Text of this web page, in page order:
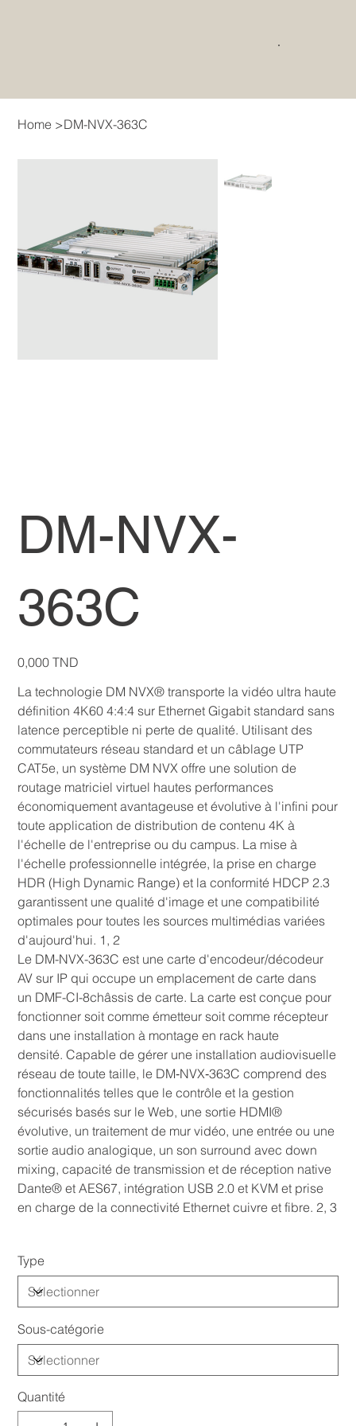
Home >DM-NVX-363C
DM-NVX-
363C
Prix
0,000 TND
La technologie DM NVX® transporte la vidéo ultra haute
définition 4K60 4:4:4 sur Ethernet Gigabit standard sans
latence perceptible ni perte de qualité. Utilisant des
commutateurs réseau standard et un câblage UTP
CAT5e, un système DM NVX offre une solution de
routage matriciel virtuel hautes performances
économiquement avantageuse et évolutive à l'infini pour
toute application de distribution de contenu 4K à
l'échelle de l'entreprise ou du campus. La mise à
l'échelle professionnelle intégrée, la prise en charge
HDR (High Dynamic Range) et la conformité HDCP 2.3
garantissent une qualité d'image et une compatibilité
optimales pour toutes les sources multimédias variées
d'aujourd'hui. 1, 2
Le DM-NVX-363C est une carte d'encodeur/décodeur
AV sur IP qui occupe un emplacement de carte dans
un DMF-CI-8châssis de carte. La carte est conçue pour
fonctionner soit comme émetteur soit comme récepteur
dans une installation à montage en rack haute
densité. Capable de gérer une installation audiovisuelle
réseau de toute taille, le DM‑NVX‑363C comprend des
fonctionnalités telles que le contrôle et la gestion
sécurisés basés sur le Web, une sortie HDMI®
évolutive, un traitement de mur vidéo, une entrée ou une
sortie audio analogique, un son surround avec down
mixing, capacité de transmission et de réception native
Dante® et AES67, intégration USB 2.0 et KVM et prise
en charge de la connectivité Ethernet cuivre et fibre. 2, 3
Type
Sous-catégorie
Quantité